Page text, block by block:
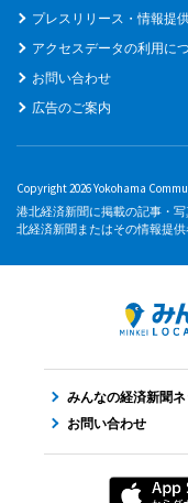
プレスリリース・情報提
アクセスデータの利用に
お問い合わせ
広告のご案内
Copyright 2026 Yokohama
港北経済新聞に掲載の記事・
北経済新聞またはその情報提供
みんなの経済新聞
お問い合わせ